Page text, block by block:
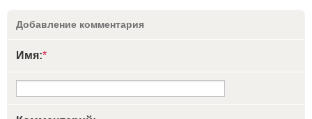
Добавление комментария
Имя:*